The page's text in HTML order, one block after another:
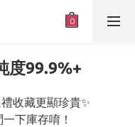
度99.9%+
收藏更顯珍貴✨
下庫存唷！